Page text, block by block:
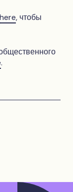
here, чтобы
.